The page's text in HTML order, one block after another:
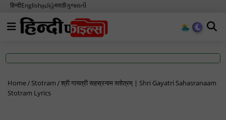
हिन्दीEnglishதமிழ்मराठीગુજરાતી
Home Stotram
श्री गायत्री सहस्रनाम स्तोत्रम् | Shri Gayatri Sahasranaam
Stotram Lyrics